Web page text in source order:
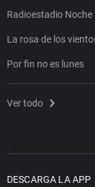
Radioestadio Noche
La rosa de los
Por fin no es lunes
Ver todo
DESCARGA LA APP